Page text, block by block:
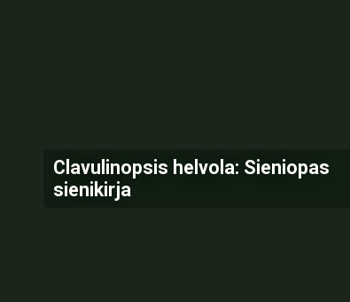
Clavulinopsis helvola: Sieniopas
sienikirja